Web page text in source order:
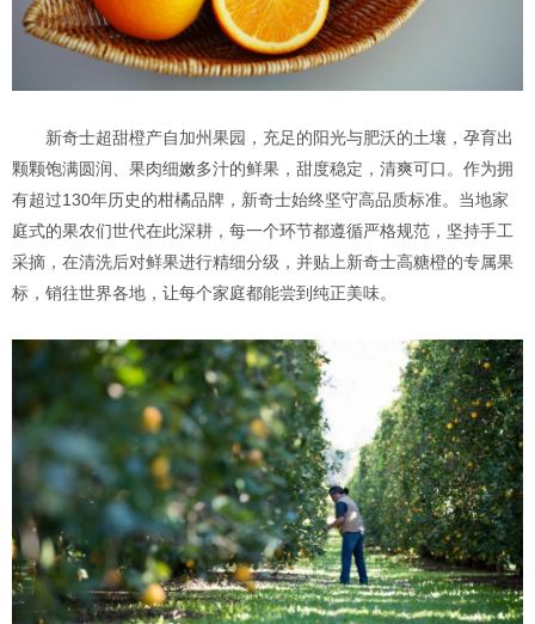
新奇士超甜橙产自加州果园，充足的阳光与肥沃的土壤，孕育出
颗颗饱满圆润、果肉细嫩多汁的鲜果，甜度稳定，清爽可口。作为拥
有超过130年历史的柑橘品牌，新奇士始终坚守高品质标准。当地家
庭式的果农们世代在此深耕，每一个环节都遵循严格规范，坚持手工
采摘，在清洗后对鲜果进行精细分级，并贴上新奇士高糖橙的专属果
标，销往世界各地，让每个家庭都能尝到纯正美味。